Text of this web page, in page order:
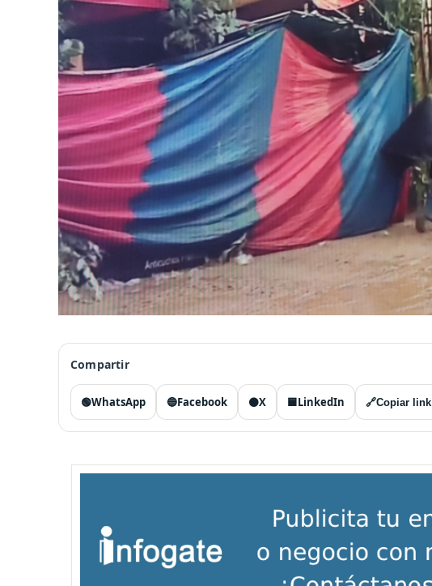
Compartir
🟢WhatsApp 🔵Facebook ⚫X 🟦LinkedIn 🔗Copiar link